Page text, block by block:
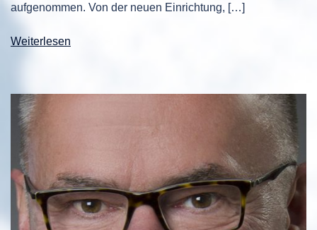
aufgenommen. Von der neuen Einrichtung, […]
Weiterlesen